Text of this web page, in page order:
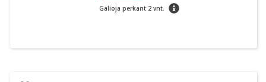
Galioja perkant 2 vnt. patarimas